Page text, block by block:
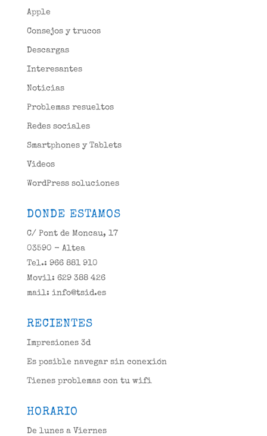
Apple
Consejos y trucos
Descargas
Interesantes
Noticias
Problemas resueltos
Redes sociales
Smartphones y Tablets
Videos
WordPress soluciones
DONDE ESTAMOS
C/ Pont de Moncau, 17
03590 - Altea
Tel.: 966 881 910
Movil: 629 388 426
mail: info@tsid.es
RECIENTES
Impresiones 3d
Es posible navegar sin conexión
Tienes problemas con tu wifi
HORARIO
De lunes a Viernes